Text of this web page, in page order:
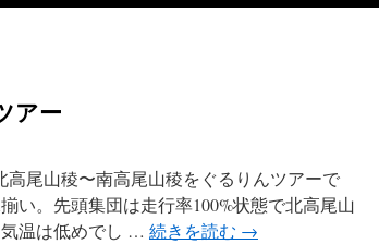
アー
高尾山稜〜南高尾山稜をぐるりんツアーで
い。先頭集団は走行率100%状態で北高尾山
温は低めでし … 続きを読む →